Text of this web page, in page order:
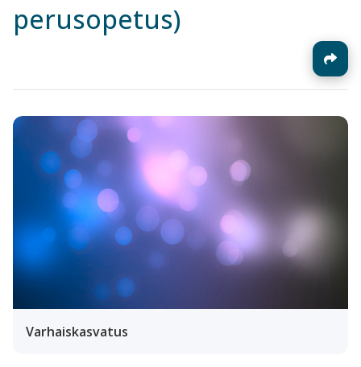
perusopetus)
Varhaiskasvatus